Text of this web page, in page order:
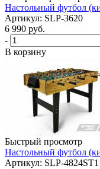
Настольный футбол
Артикул: SLP-3620
6 990 руб.
-
В корзину
Быстрый просмотр
Настольный футбол
Артикул: SLP-